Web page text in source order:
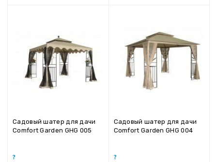
Садовый шатер для дачи
Comfort Garden GHG 005
Садовый шатер для дачи
Comfort Garden GHG 004